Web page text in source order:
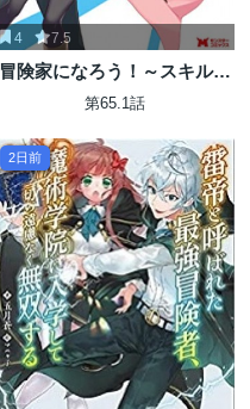
4 7.5
冒険家になろう！～スキルボ
ードでダンジョン攻略～
第65.1話
2日前